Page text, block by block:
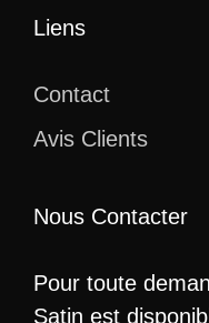
Liens
Contact
Avis Clients
Nous Contacter
Pour toute
Satin est